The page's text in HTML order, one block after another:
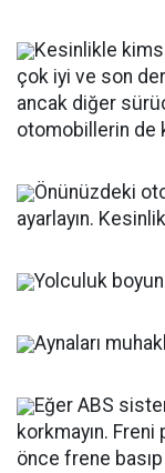
Kesinlikle
çok iyi ve son
ancak diğer
otomobillerin de
Önünüzdeki
ayarlayın.
Yolculuk
Aynaları
Eğer ABS
korkmayın. Freni
önce frene